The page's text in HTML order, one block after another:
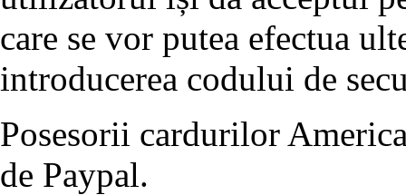
care se vor putea efectua
introducerea codului de
Posesorii cardurilor
de Paypal.